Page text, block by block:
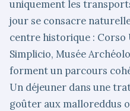
uniquement les
jour se consacre
centre historique : Corso
Simplicio, Musée
forment un parcours
Un déjeuner dans une
goûter aux malloreddus